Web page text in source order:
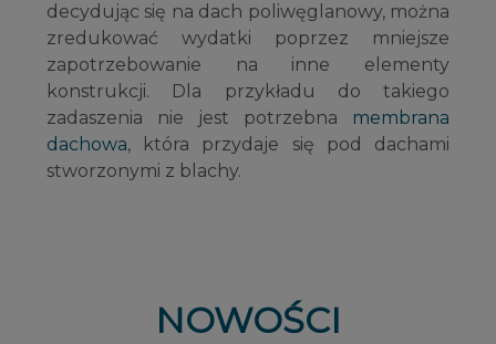
decydując się na dach poliwęglanowy, można
zredukować wydatki poprzez mniejsze
zapotrzebowanie na inne elementy
konstrukcji. Dla przykładu do takiego
zadaszenia nie jest potrzebna
membrana
dachowa, która przydaje się pod dachami
stworzonymi z blachy.
NOWOŚCI